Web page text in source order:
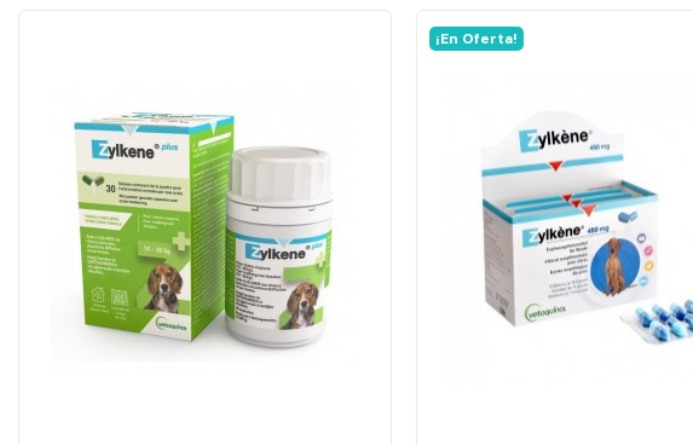
¡En Oferta!